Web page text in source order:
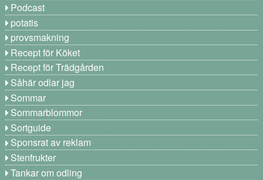
Podcast
potatis
provsmakning
Recept för Köket
Recept för Trädgården
Såhär odlar jag
Sommar
Sommarblommor
Sortguide
Sponsrat av reklam
Stenfrukter
Tankar om odling